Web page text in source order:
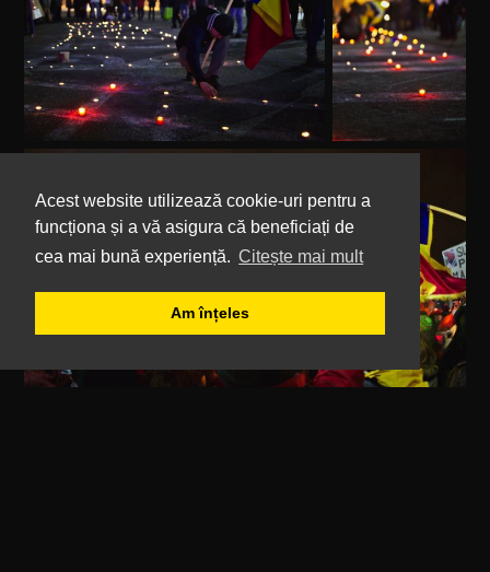
Acest website utilizează cookie-uri pentru a
funcționa și a vă asigura că beneficiați de
cea mai bună experiență. Citește mai mult
Am înțeles